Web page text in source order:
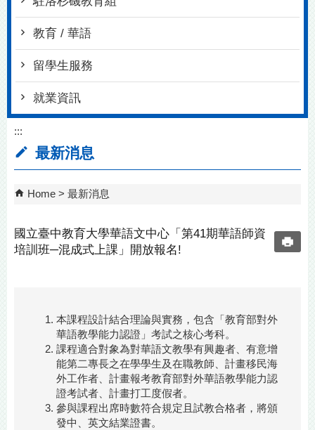
教育 / 華語
留學生服務
就業資訊
:::
最新消息
Home 最新消息
國立臺中教育大學華語文中心「第41期華語師資
培訓班─混成式上課」開放報名!
本課程設計結合理論與實務，包含「教育部對外
華語教學能力認證」考試之核心考科。
課程適合對象為對華語文教學有興趣者、有意增
能第二專長之在學學生及在職教師、計畫移民海
外工作者、計畫報考教育部對外華語教學能力認
證考試者、計畫打工度假者。
參與課程出席時數符合規定且試教合格者，將頒
發中、英文結業證書。